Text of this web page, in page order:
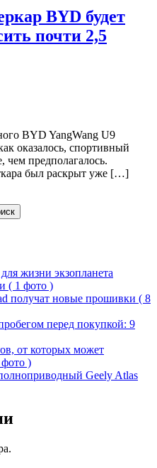
BYD будет
почти 2,5
BYD YangWang U9
оказалось, спортивный
чем предполагалось.
был раскрыт уже […]
жизни экзопланета
( 1 фото )
получат новые прошивки ( 8
перед покупкой: 9
от которых может
фото )
Geely Atlas